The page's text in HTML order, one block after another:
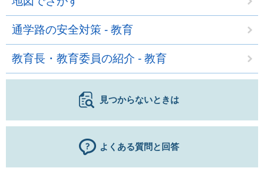
通学路の安全対策 - 教育
教育長・教育委員の紹介 - 教育
見つからないときは
よくある質問と回答